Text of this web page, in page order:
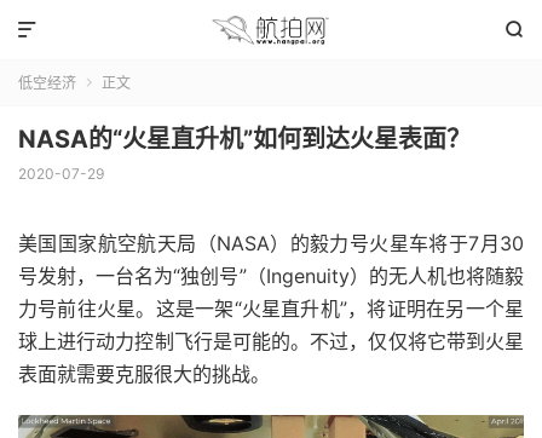


低空经济  正文
NASA的“火星直升机”如何到达火星表面？
2020-07-29
美国国家航空航天局（NASA）的毅力号火星车将于7月30
号发射，一台名为“独创号”（Ingenuity）的无人机也将随毅
力号前往火星。这是一架“火星直升机”，将证明在另一个星
球上进行动力控制飞行是可能的。不过，仅仅将它带到火星
表面就需要克服很大的挑战。